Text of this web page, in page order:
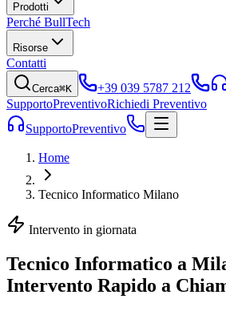
Prodotti
Perché BullTech
Risorse
Contatti
Cerca⌘K
+39 039 5787 212
SupportoPreventivoRichiedi Preventivo
SupportoPreventivo
Home
Tecnico Informatico Milano
Intervento in giornata
Tecnico Informatico a
Intervento Rapido a